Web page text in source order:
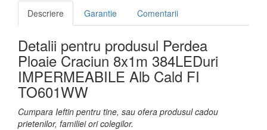
Descriere
Garantie Comentarii
Detalii pentru produsul Perdea
Ploaie Craciun 8x1m 384LEDuri
IMPERMEABILE Alb Cald FI
TO601WW
Cumpara Ieftin pentru tine, sau ofera produsul cadou
prietenilor, familiei ori colegilor.